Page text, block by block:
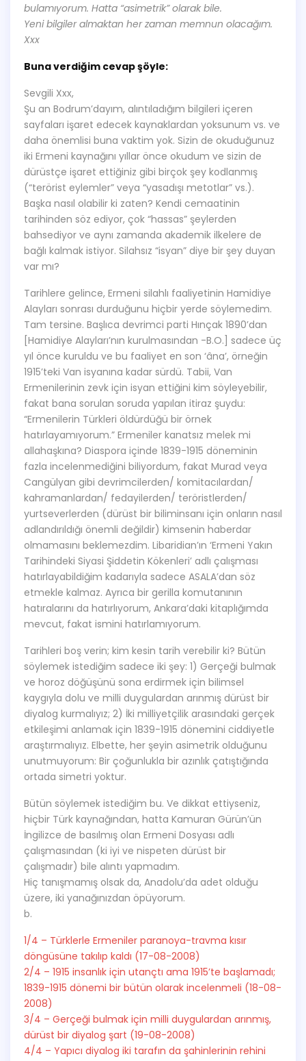
bulamıyorum. Hatta “asimetrik” olarak bile.
Yeni bilgiler almaktan her zaman memnun olacağım.
Xxx
Buna verdiğim cevap şöyle:
Sevgili Xxx,
Şu an Bodrum’dayım, alıntıladığım bilgileri içeren
sayfaları işaret edecek kaynaklardan yoksunum vs. ve
daha önemlisi buna vaktim yok. Sizin de okuduğunuz
iki Ermeni kaynağını yıllar önce okudum ve sizin de
dürüstçe işaret ettiğiniz gibi birçok şey kodlanmış
(“terörist eylemler” veya “yasadışı metotlar” vs.).
Başka nasıl olabilir ki zaten? Kendi cemaatinin
tarihinden söz ediyor, çok “hassas” şeylerden
bahsediyor ve aynı zamanda akademik ilkelere de
bağlı kalmak istiyor. Silahsız “isyan” diye bir şey duyan
var mı?
Tarihlere gelince, Ermeni silahlı faaliyetinin Hamidiye
Alayları sonrası durduğunu hiçbir yerde söylemedim.
Tam tersine. Başlıca devrimci parti Hınçak 1890’dan
[Hamidiye Alayları’nın kurulmasından -B.O.] sadece üç
yıl önce kuruldu ve bu faaliyet en son ‘âna’, örneğin
1915’teki Van isyanına kadar sürdü. Tabii, Van
Ermenilerinin zevk için isyan ettiğini kim söyleyebilir,
fakat bana sorulan soruda yapılan itiraz şuydu:
“Ermenilerin Türkleri öldürdüğü bir örnek
hatırlayamıyorum.” Ermeniler kanatsız melek mi
allahaşkına? Diaspora içinde 1839-1915 döneminin
fazla incelenmediğini biliyordum, fakat Murad veya
Cangülyan gibi devrimcilerden/ komitacılardan/
kahramanlardan/ fedayilerden/ teröristlerden/
yurtseverlerden (dürüst bir biliminsanı için onların nasıl
adlandırıldığı önemli değildir) kimsenin haberdar
olmamasını beklemezdim. Libaridian’ın ‘Ermeni Yakın
Tarihindeki Siyasi Şiddetin Kökenleri’ adlı çalışması
hatırlayabildiğim kadarıyla sadece ASALA’dan söz
etmekle kalmaz. Ayrıca bir gerilla komutanının
hatıralarını da hatırlıyorum, Ankara’daki kitaplığımda
mevcut, fakat ismini hatırlamıyorum.
Tarihleri boş verin; kim kesin tarih verebilir ki? Bütün
söylemek istediğim sadece iki şey: 1) Gerçeği bulmak
ve horoz döğüşünü sona erdirmek için bilimsel
kaygıyla dolu ve milli duygulardan arınmış dürüst bir
diyalog kurmalıyız; 2) İki milliyetçilik arasındaki gerçek
etkileşimi anlamak için 1839-1915 dönemini ciddiyetle
araştırmalıyız. Elbette, her şeyin asimetrik olduğunu
unutmuyorum: Bir çoğunlukla bir azınlık çatıştığında
ortada simetri yoktur.
Bütün söylemek istediğim bu. Ve dikkat ettiyseniz,
hiçbir Türk kaynağından, hatta Kamuran Gürün’ün
İngilizce de basılmış olan Ermeni Dosyası adlı
çalışmasından (ki iyi ve nispeten dürüst bir
çalışmadır) bile alıntı yapmadım.
Hiç tanışmamış olsak da, Anadolu’da adet olduğu
üzere, iki yanağınızdan öpüyorum.
b.
1/4 – Türklerle Ermeniler paranoya-travma kısır
döngüsüne takılıp kaldı (17-08-2008)
2/4 – 1915 insanlık için utançtı ama 1915’te başlamadı;
1839-1915 dönemi bir bütün olarak incelenmeli (18-08-
2008)
3/4 – Gerçeği bulmak için milli duygulardan arınmış,
dürüst bir diyalog şart (19-08-2008)
4/4 – Yapıcı diyalog iki tarafın da şahinlerinin rehini